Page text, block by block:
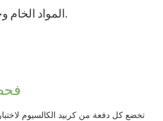
المواد الخام وحتى التخزين النهائي.
1.
تخضع كل دفعة من كربيد الكالسيوم